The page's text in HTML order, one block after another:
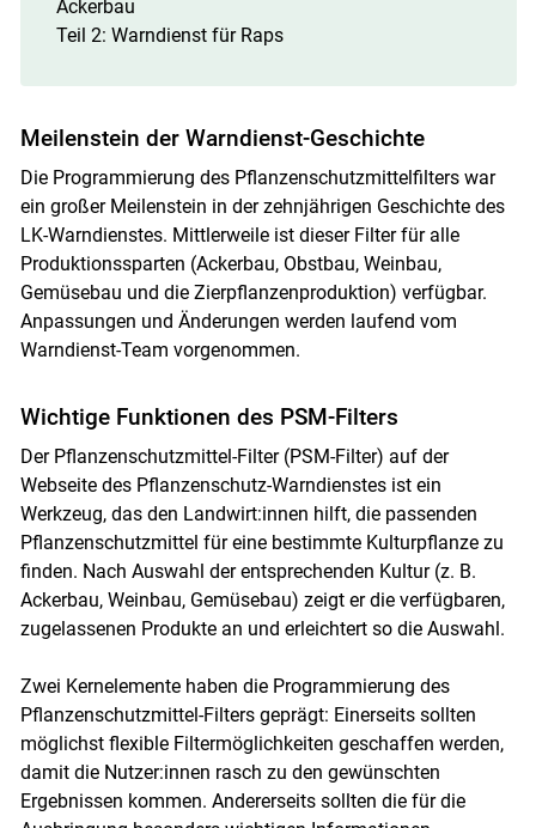
Skip to main content
Ackerbau
Teil 2: Warndienst für Raps
Meilenstein der Warndienst-Geschichte
Die Programmierung des Pflanzenschutzmittelfilters war
ein großer Meilenstein in der zehnjährigen Geschichte des
LK-Warndienstes. Mittlerweile ist dieser Filter für alle
Produktionssparten (Ackerbau, Obstbau, Weinbau,
Gemüsebau und die Zierpflanzenproduktion) verfügbar.
Anpassungen und Änderungen werden laufend vom
Warndienst-Team vorgenommen.
Wichtige Funktionen des PSM-Filters
Der Pflanzenschutzmittel-Filter (PSM-Filter) auf der
Webseite des Pflanzenschutz-Warndienstes ist ein
Werkzeug, das den Landwirt:innen hilft, die passenden
Pflanzenschutzmittel für eine bestimmte Kulturpflanze zu
finden. Nach Auswahl der entsprechenden Kultur (z. B.
Ackerbau, Weinbau, Gemüsebau) zeigt er die verfügbaren,
zugelassenen Produkte an und erleichtert so die Auswahl.
Zwei Kernelemente haben die Programmierung des
Pflanzenschutzmittel-Filters geprägt: Einerseits sollten
möglichst flexible Filtermöglichkeiten geschaffen werden,
damit die Nutzer:innen rasch zu den gewünschten
Ergebnissen kommen. Andererseits sollten die für die